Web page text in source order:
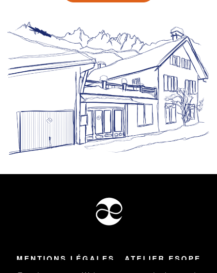
MENTIONS LÉGALES ATELIER ESOPE